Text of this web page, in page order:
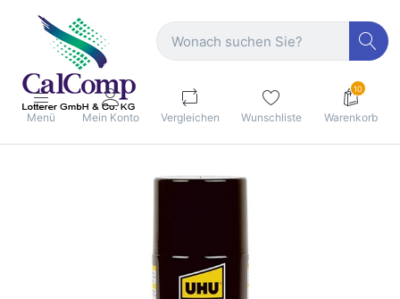
Menü Mein Konto Vergleichen Wunschliste
10
Warenkorb